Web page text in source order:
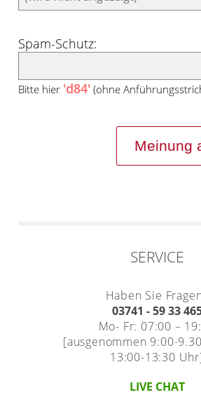
Spam-Schutz:
Bitte hier 'd84' (ohne
SERVICE
Haben Sie
03741 - 59 33
Mo- Fr: 07:00 –
[ausgenommen 9:00-
13:00-13:30
LIVE CHAT